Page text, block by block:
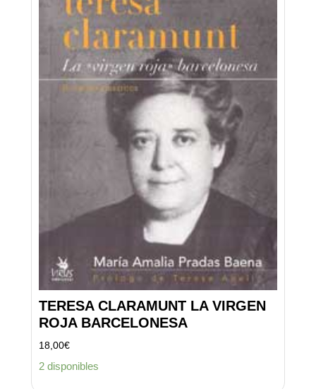
TERESA CLARAMUNT LA VIRGEN
ROJA BARCELONESA
18,00€
2 disponibles